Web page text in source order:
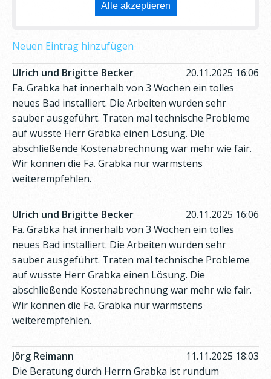
Alle akzeptieren
Neuen Eintrag hinzufügen
Ulrich und Brigitte Becker
20.11.2025 16:06
Fa. Grabka hat innerhalb von 3 Wochen ein tolles
neues Bad installiert. Die Arbeiten wurden sehr
sauber ausgeführt. Traten mal technische Probleme
auf wusste Herr Grabka einen Lösung. Die
abschließende Kostenabrechnung war mehr wie fair.
Wir können die Fa. Grabka nur wärmstens
weiterempfehlen.
Ulrich und Brigitte Becker
20.11.2025 16:06
Fa. Grabka hat innerhalb von 3 Wochen ein tolles
neues Bad installiert. Die Arbeiten wurden sehr
sauber ausgeführt. Traten mal technische Probleme
auf wusste Herr Grabka einen Lösung. Die
abschließende Kostenabrechnung war mehr wie fair.
Wir können die Fa. Grabka nur wärmstens
weiterempfehlen.
Jörg Reimann
11.11.2025 18:03
Die Beratung durch Herrn Grabka ist rundum